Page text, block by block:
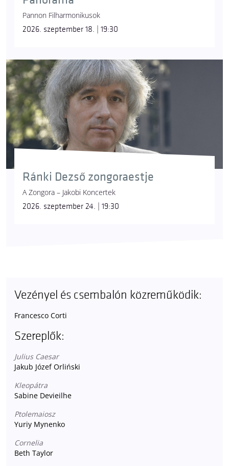
Pannon Filharmonikusok
2026. szeptember 18. | 19:30
Ránki Dezső zongoraestje
A Zongora – Jakobi Koncertek
2026. szeptember 24. | 19:30
Vezényel és csembalón közreműködik:
Francesco Corti
Szereplők:
Julius Caesar
Jakub Józef Orliński
Kleopátra
Sabine Devieilhe
Ptolemaiosz
Yuriy Mynenko
Cornelia
Beth Taylor